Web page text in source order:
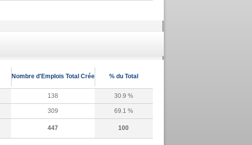
Nombre d'Emplois Total Crée % du Total
138 30.9 %
309
69.1 %
447 100